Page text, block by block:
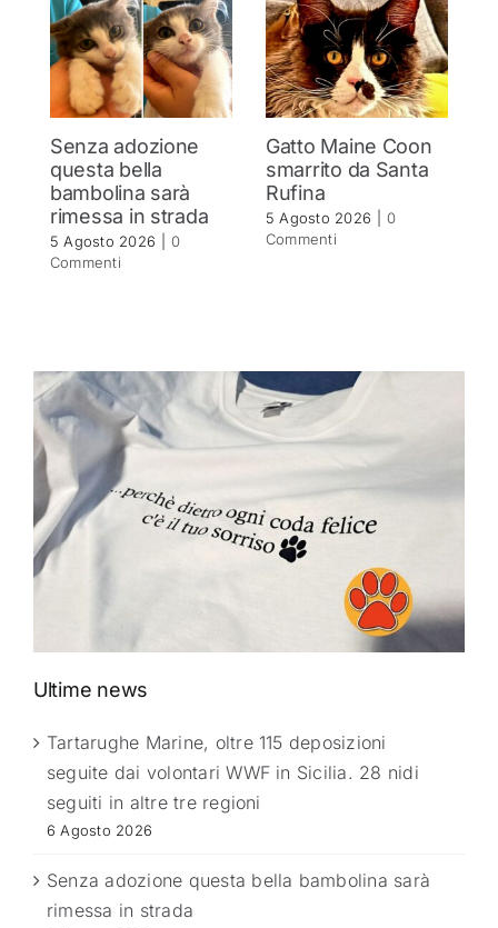
Senza adozione
questa bella
bambolina sarà
rimessa in strada
5 Agosto 2026
0
Commenti
Gatto Maine Coon
smarrito da Santa
Rufina
5 Agosto 2026
0
Commenti
Ultime news
Tartarughe Marine, oltre 115 deposizioni
seguite dai volontari WWF in Sicilia. 28 nidi
seguiti in altre tre regioni
6 Agosto 2026
Senza adozione questa bella bambolina sarà
rimessa in strada